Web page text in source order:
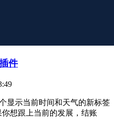
件
显示当前时间和天气的新标签
想跟上当前的发展，结账